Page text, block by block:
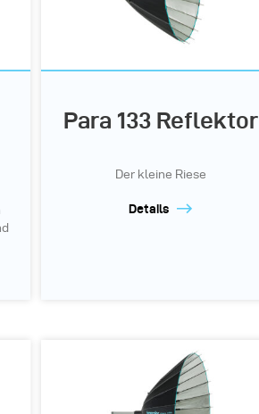
Para 133 Reflektor
Der kleine Riese
Details